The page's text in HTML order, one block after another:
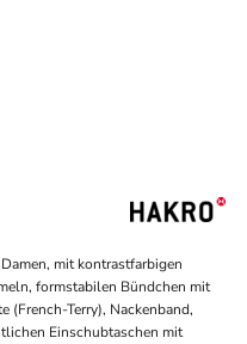
mit kontrastfarbigen
formstabilen Bündchen mit
(French-Terry), Nackenband,
Einschubtaschen mit